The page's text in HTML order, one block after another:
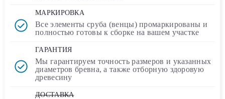
МАРКИРОВКА
Все элементы сруба (венцы) промаркированы и
полностьюготовы к сборке на вашем участке
ГАРАНТИЯ
Мы гарантируем точность размеров и указанных
диаметров бревна, а также отборную здоровую
древесину
ДОСТАВКА